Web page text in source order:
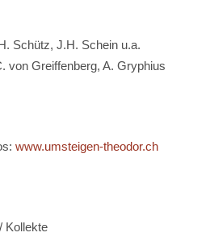
Schütz, J.H. Schein u.a.
von Greiffenberg, A. Gryphius
www.umsteigen-theodor.ch
Kollekte